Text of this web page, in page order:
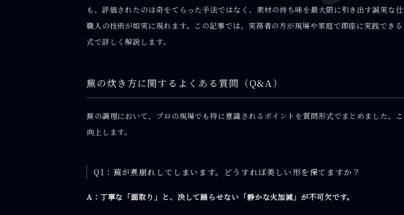
も、評価されたのは奇をてらった手法ではなく、素材の持ち味を最大限に引き出す誠実な
職人の技術が如実に現れます。この記事では、実務者の方が現場や家庭で即座に実践でき
式で詳しく解説します。
蕪の炊き方に関するよくある質問（Q&A）
蕪の調理において、プロの現場でも特に意識されるポイントを質問形式でまとめました。
向上します。
Q1：蕪が煮崩れしてしまいます。どうすれば美しい形を保てますか？
A：丁寧な「面取り」と、決して踊らせない「静かな火加減」が不可欠です。